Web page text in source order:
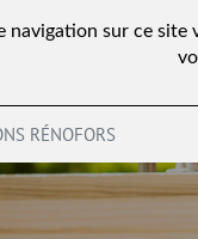
navigation sur ce site
RÉNOFORS